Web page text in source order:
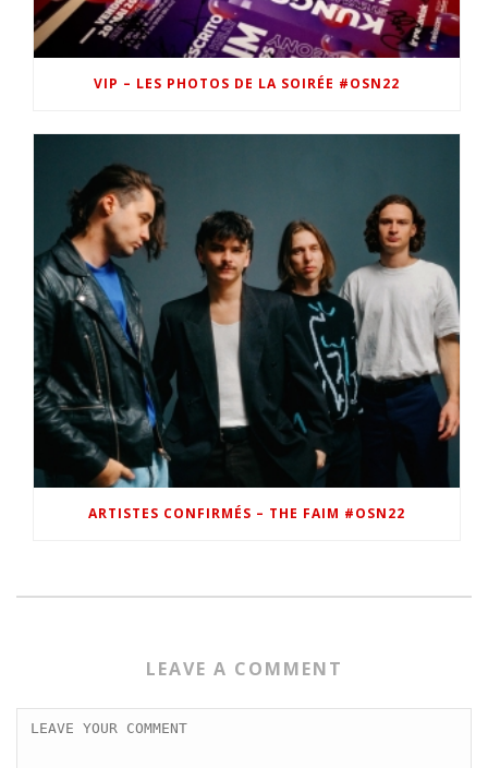
VIP – LES PHOTOS DE LA SOIRÉE #OSN22
ARTISTES CONFIRMÉS – THE FAIM #OSN22
LEAVE A COMMENT